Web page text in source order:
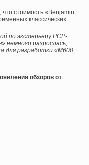
стоимость «Benjamin
классических
по экстерьеру PCP-
немного разрослась,
для разработки «M600
обзоров от